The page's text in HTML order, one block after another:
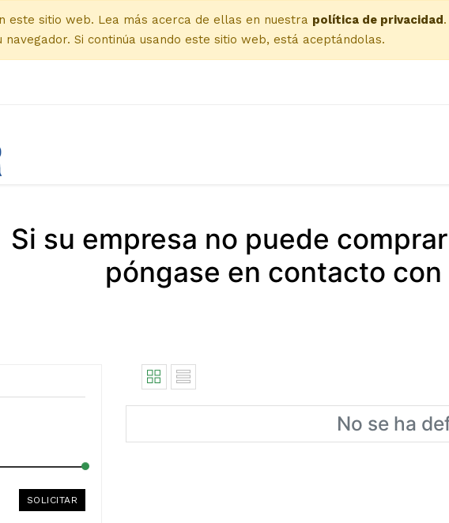
este sitio web. Lea más acerca de ellas en nuestra política de privacidad
navegador. Si continúa usando este sitio web, está aceptándolas.
Si su empresa no puede
póngase en contacto
SOLICITAR
No se ha